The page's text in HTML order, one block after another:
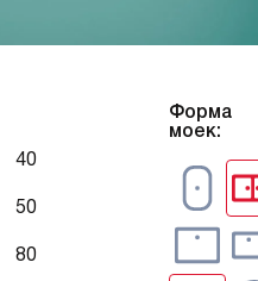
40
50
80
Форма
моек: